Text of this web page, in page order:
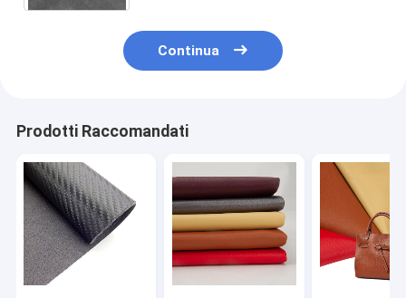
Continua
Prodotti Raccomandati